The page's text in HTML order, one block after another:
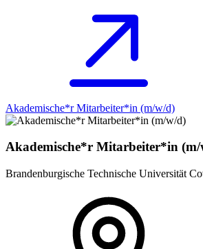
Akademische*r Mitarbeiter*in (m/w/d)
Akademische*r Mitarbeiter*in (m/
Brandenburgische Technische Universität